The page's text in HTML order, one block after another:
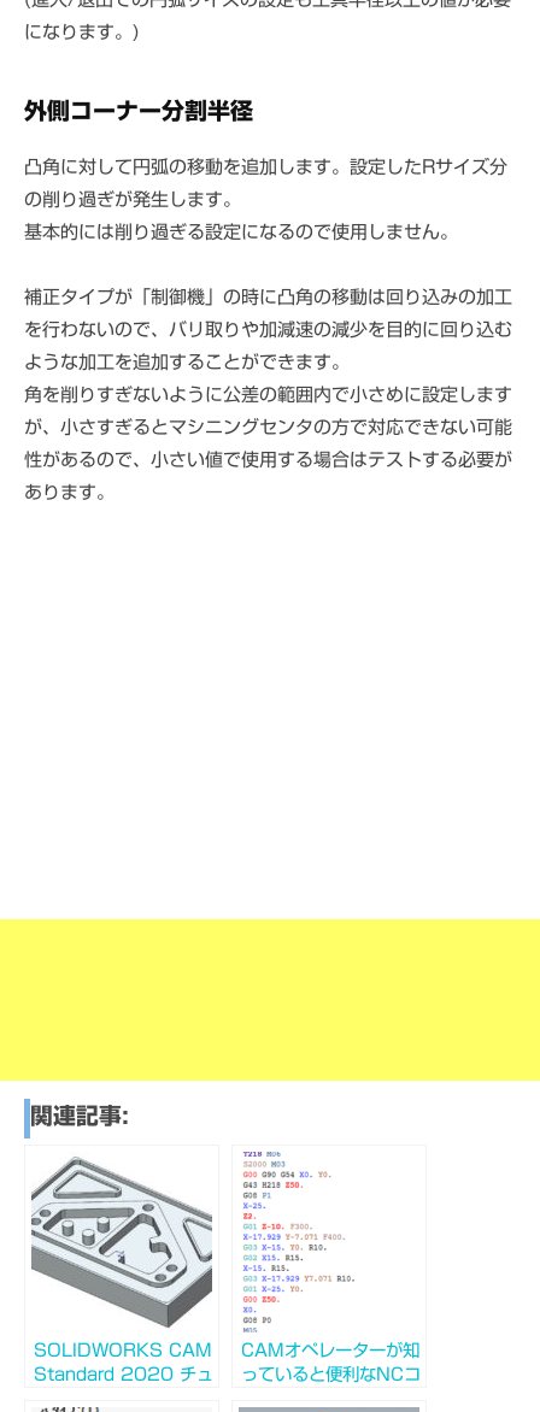
になります。)
外側コーナー分割半径
凸角に対して円弧の移動を追加します。設定したRサイズ分
の削り過ぎが発生します。
基本的には削り過ぎる設定になるので使用しません。
補正タイプが「制御機」の時に凸角の移動は回り込みの加工
を行わないので、バリ取りや加減速の減少を目的に回り込む
ような加工を追加することができます。
角を削りすぎないように公差の範囲内で小さめに設定します
が、小さすぎるとマシニングセンタの方で対応できない可能
性があるので、小さい値で使用する場合はテストする必要が
あります。
関連記事:
SOLIDWORKS CAM
Standard 2020 チュ
CAMオペレーターが知
っていると便利なNCコ